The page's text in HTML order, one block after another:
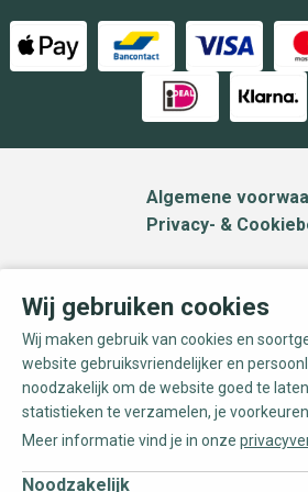
Algemene
Privacy- &
Wij gebruiken cookies
Wij maken gebruik van cookies en
website gebruiksvriendelijker en
noodzakelijk om de website goed te
statistieken te verzamelen, je
Meer informatie vind je in onze
Noodzakelijk